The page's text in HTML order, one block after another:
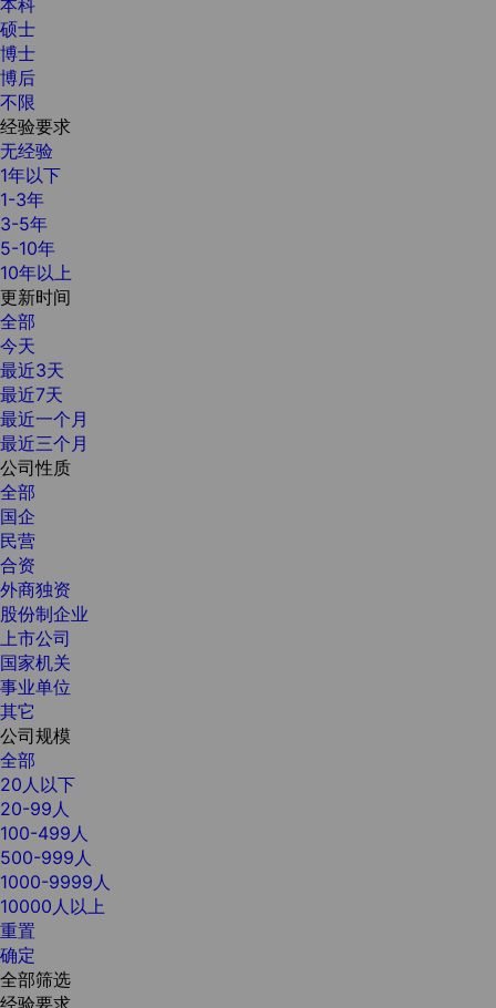
硕士
博士
博后
不限
经验要求
无经验
1年以下
1-3年
3-5年
5-10年
10年以上
更新时间
全部
今天
最近3天
最近7天
最近一个月
最近三个月
公司性质
全部
国企
民营
合资
外商独资
股份制企业
上市公司
国家机关
事业单位
其它
公司规模
全部
20人以下
20-99人
100-499人
500-999人
1000-9999人
10000人以上
重置
确定
全部筛选
经验要求